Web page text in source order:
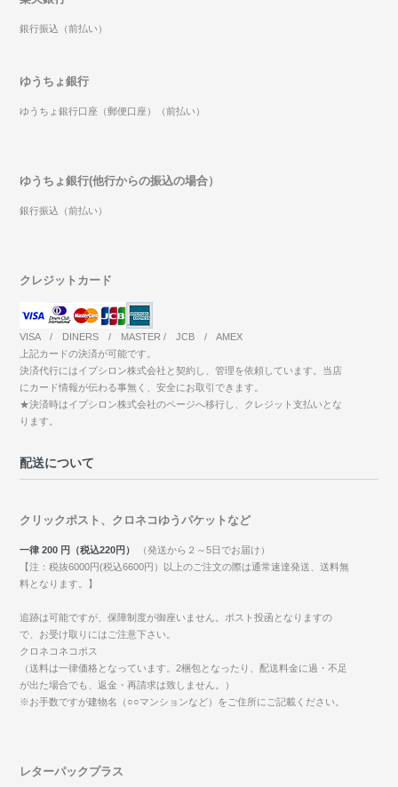
銀行振込（前払い）
ゆうちょ銀行
ゆうちょ銀行口座（郵便口座）（前払い）
ゆうちょ銀行(他行からの振込の場合）
銀行振込（前払い）
クレジットカード
VISA / DINERS / MASTER / JCB / AMEX
上記カードの決済が可能です。
決済代行にはイプシロン株式会社と契約し、管理を依頼しています。当店
にカード情報が伝わる事無く、安全にお取引できます。
★決済時はイプシロン株式会社のページへ移行し、クレジット支払いとな
ります。
配送について
クリックポスト、クロネコゆうパケットなど
一律 200 円（税込220円）
（発送から２～5日でお届け）
【注：税抜6000円(税込6600円）以上のご注文の際は通常速達発送、送料無
料となります。】
追跡は可能ですが、保障制度が御座いません。ポスト投函となりますの
で、お受け取りにはご注意下さい。
クロネコネコポス
（送料は一律価格となっています。2梱包となったり、配送料金に過・不足
が出た場合でも、返金・再請求は致しません。）
※お手数ですが建物名（○○マンションなど）をご住所にご記載ください。
レターパックプラス